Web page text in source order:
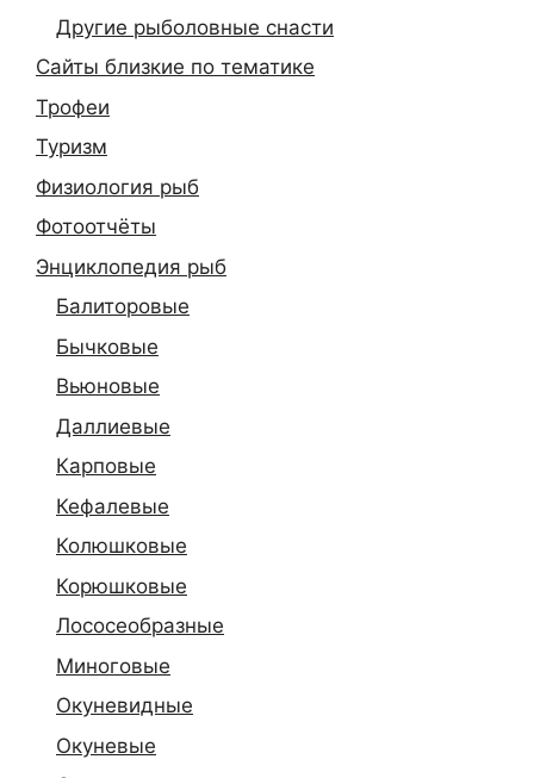
Другие рыболовные снасти
Сайты близкие по тематике
Трофеи
Туризм
Физиология рыб
Фотоотчёты
Энциклопедия рыб
Балиторовые
Бычковые
Вьюновые
Даллиевые
Карповые
Кефалевые
Колюшковые
Корюшковые
Лососеобразные
Миноговые
Окуневидные
Окуневые